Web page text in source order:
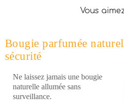
Vous
Bougie parfumée
sécurité
Ne laissez jamais une bougie
naturelle allumée sans
surveillance.